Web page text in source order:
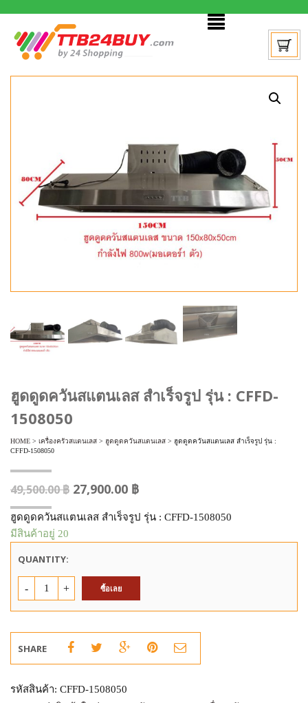
ฮูดดูดควันสแตนเลส สำเร็จรูป รุ่น : CFFD-
1508050
HOME > เครื่องครัวสแตนเลส > ฮูดดูดควันสแตนเลส > ฮูดดูดควันสแตนเลส สำเร็จรูป รุ่น :
CFFD-1508050
49,500.00฿ 27,900.00 ฿
ฮูดดูดควันสแตนเลส สำเร็จรูป รุ่น : CFFD-1508050
มีสินค้าอยู่ 20
QUANTITY:
จำนวน ซื้อเลย
SHARE
รหัสสินค้า: CFFD-1508050